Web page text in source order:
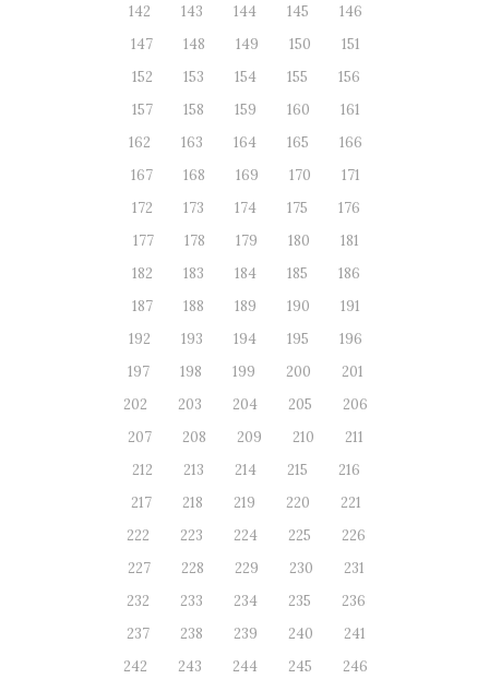
142
143 144 145
146
147
148 149 150
151
152
153 154 155
156
157
158 159 160
161
162
163 164 165
166
167
168 169 170
171
172
173 174 175
176
177
178 179 180
181
182
183 184 185
186
187
188 189 190
191
192
193 194 195
196
197
198 199 200
201
202
203 204 205
206
207
208 209 210
211
212
213 214 215
216
217
218 219 220
221
222
223 224 225
226
227
228 229 230
231
232
233 234 235
236
237
238 239 240
241
242
243 244 245
246